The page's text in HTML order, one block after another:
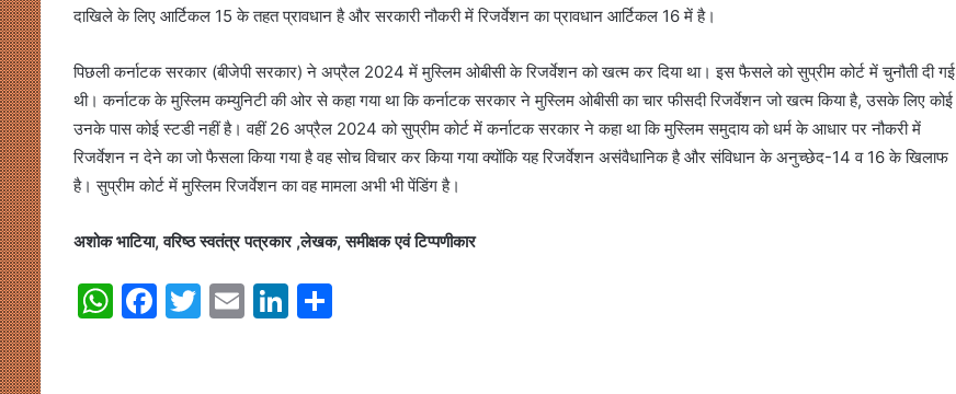
दाखिले के लिए आर्टिकल 15 के तहत प्रावधान है और सरकारी नौकरी में रिजर्वेशन का प्रावधान आर्टिकल 16 में है।
पिछली कर्नाटक सरकार (बीजेपी सरकार) ने अप्रैल 2024 में मुस्लिम ओबीसी के रिजर्वेशन को खत्म कर दिया था। इस फैसले को सुप्रीम कोर्ट में चुनौती दी गई
थी। कर्नाटक के मुस्लिम कम्युनिटी की ओर से कहा गया था कि कर्नाटक सरकार ने मुस्लिम ओबीसी का चार फीसदी रिजर्वेशन जो खत्म किया है, उसके लिए कोई
उनके पास कोई स्टडी नहीं है। वहीं 26 अप्रैल 2024 को सुप्रीम कोर्ट में कर्नाटक सरकार ने कहा था कि मुस्लिम समुदाय को धर्म के आधार पर नौकरी में
रिजर्वेशन न देने का जो फैसला किया गया है वह सोच विचार कर किया गया क्योंकि यह रिजर्वेशन असंवैधानिक है और संविधान के अनुच्छेद-14 व 16 के खिलाफ
है। सुप्रीम कोर्ट में मुस्लिम रिजर्वेशन का वह मामला अभी भी पेंडिंग है।
अशोक भाटिया, वरिष्ठ स्वतंत्र पत्रकार ,लेखक, समीक्षक एवं टिप्पणीकार
W F
T
E
Li